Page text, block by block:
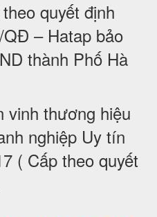
quyết định
– Hatap bảo
thành Phố Hà
thương hiệu
nghiệp Uy tín
( Cấp theo quyết